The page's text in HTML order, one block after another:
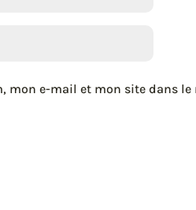
mon e-mail et mon site dans